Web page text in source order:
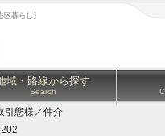
暮らし】
域・路線から探す
Search
引態様／仲介
202